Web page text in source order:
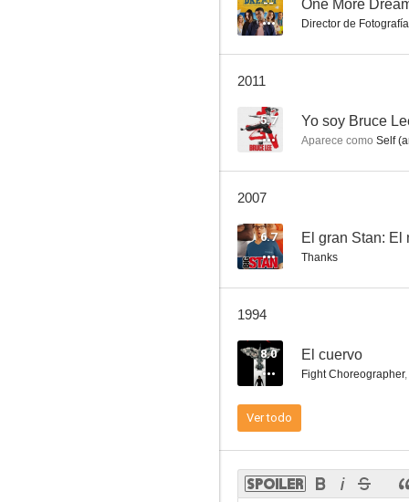
-- One More
Director de Fotografía
2011
5.7 Yo soy Bruce
Aparece como Self
2007
6.7 El gran Stan: El
Thanks
1994
8.0 El cuervo
Fight Choreographer,
Ver todo